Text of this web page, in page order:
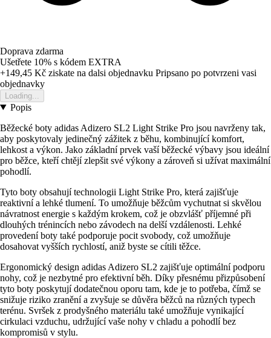
Doprava zdarma
Ušetřete 10% s kódem EXTRA
+149,45 Kč ziskate na dalsi objednavku Pripsano po potvrzeni vasi
objednavky
Loading...
Popis
Běžecké boty adidas Adizero SL2 Light Strike Pro jsou navrženy tak,
aby poskytovaly jedinečný zážitek z běhu, kombinující komfort,
lehkost a výkon. Jako základní prvek vaší běžecké výbavy jsou ideální
pro běžce, kteří chtějí zlepšit své výkony a zároveň si užívat maximální
pohodlí.
Tyto boty obsahují technologii Light Strike Pro, která zajišťuje
reaktivní a lehké tlumení. To umožňuje běžcům vychutnat si skvělou
návratnost energie s každým krokem, což je obzvlášť příjemné při
dlouhých trénincích nebo závodech na delší vzdálenosti. Lehké
provedení boty také podporuje pocit svobody, což umožňuje
dosahovat vyšších rychlostí, aniž byste se cítili těžce.
Ergonomický design adidas Adizero SL2 zajišťuje optimální podporu
nohy, což je nezbytné pro efektivní běh. Díky přesnému přizpůsobení
tyto boty poskytují dodatečnou oporu tam, kde je to potřeba, čímž se
snižuje riziko zranění a zvyšuje se důvěra běžců na různých typech
terénu. Svršek z prodyšného materiálu také umožňuje vynikající
cirkulaci vzduchu, udržující vaše nohy v chladu a pohodlí bez
kompromisů v stylu.